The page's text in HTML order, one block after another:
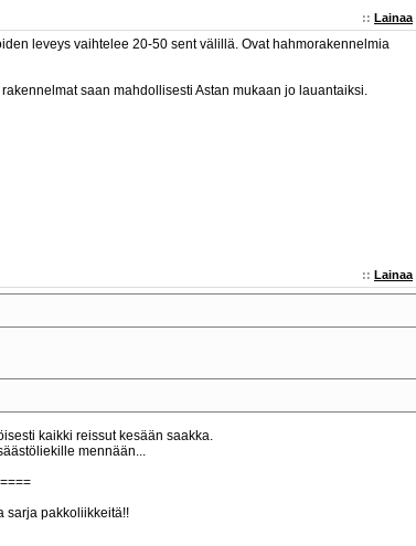
:: Lainaa
leveys vaihtelee 20-50 sent välillä. Ovat hahmorakennelmia
saan mahdollisesti Astan mukaan jo lauantaiksi.
:: Lainaa
kaikki reissut kesään saakka.
mennään...
sarja pakkoliikkeitä!!